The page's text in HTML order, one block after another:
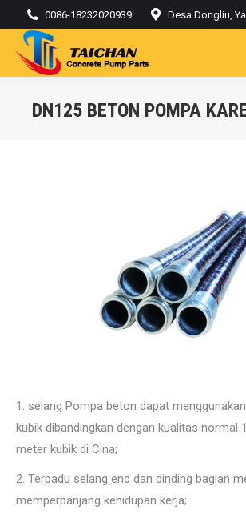
0086-18232020939 Desa Dongliu,
DN125 BETON POMPA
1. selang Pompa beton dapat
kubik dibandingkan dengan kualitas normal
meter kubik di Cina;
2. Terpadu selang end dan dinding bagian
memperpanjang kehidupan kerja;